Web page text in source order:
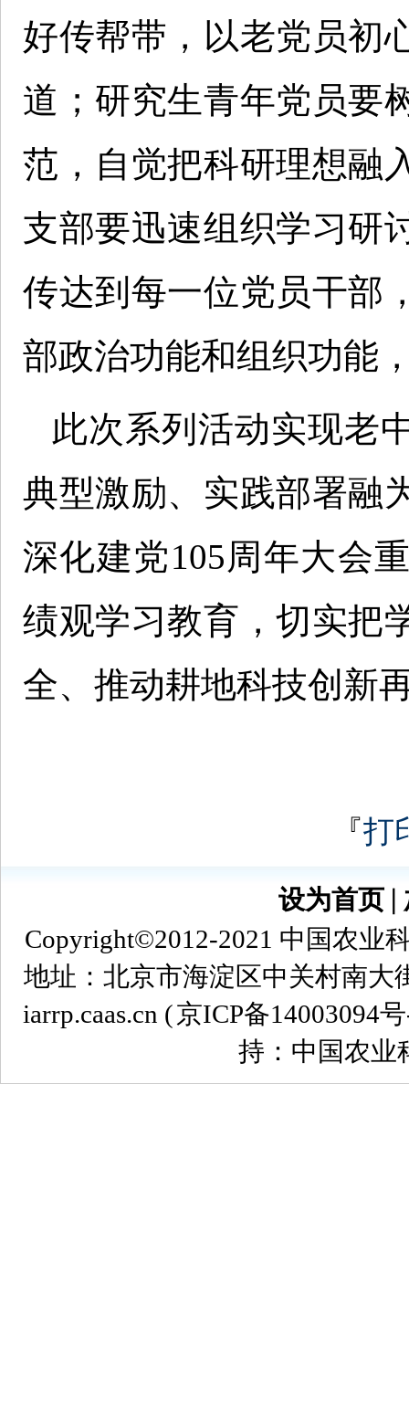
好传帮带，以老党员初
道；研究生青年党员要
范，自觉把科研理想融
支部要迅速组织学习研
传达到每一位党员干部
部政治功能和组织功能
此次系列活动实现老
典型激励、实践部署融
深化建党105周年大会
绩观学习教育，切实把
全、推动耕地科技创新
『打
设为首页
Copyright©2012-2021 中国农业
地址：北京市海淀区中关村南大
iarrp.caas.cn (京ICP备14003094
持：中国农